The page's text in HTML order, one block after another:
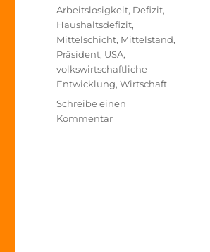
Schlagwörter
Arbeitslosigkeit, Defizit,
Haushaltsdefizit,
Mittelschicht, Mittelstand,
Präsident, USA,
volkswirtschaftliche
Entwicklung,Wirtschaft
Schreibe einen
Kommentarzu